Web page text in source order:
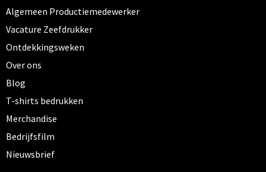
Algemeen Productiemedewerker
Vacature Zeefdrukker
Ontdekkingsweken
Over ons
Blog
T-shirts bedrukken
Merchandise
Bedrijfsfilm
Nieuwsbrief